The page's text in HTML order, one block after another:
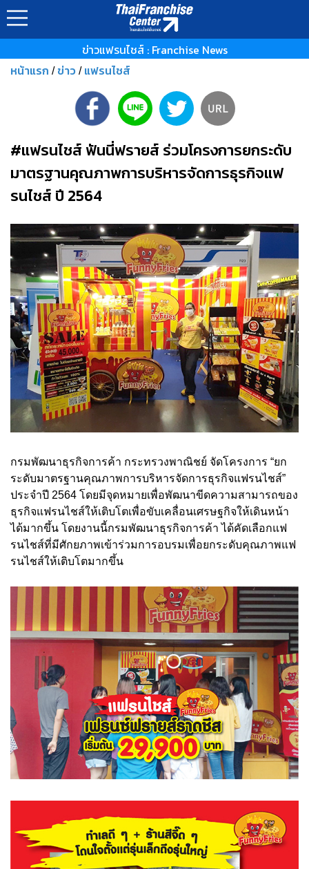
ข่าวแฟรนไชส์ : Franchise News
หน้าแรก / ข่าว / แฟรนไชส์
#แฟรนไชส์ ฟันนี่ฟรายส์ ร่วมโครงการยกระดับ
มาตรฐานคุณภาพการบริหารจัดการธุรกิจแฟ
รนไชส์ ปี 2564
กรมพัฒนาธุรกิจการค้า กระทรวงพาณิชย์ จัดโครงการ “ยก
ระดับมาตรฐานคุณภาพการบริหารจัดการธุรกิจแฟรนไชส์”
ประจำปี 2564 โดยมีจุดหมายเพื่อพัฒนาขีดความสามารถของ
ธุรกิจแฟรนไชส์ให้เติบโตเพื่อขับเคลื่อนเศรษฐกิจให้เดินหน้า
ได้มากขึ้น โดยงานนี้กรมพัฒนาธุรกิจการค้า ได้คัดเลือกแฟ
รนไชส์ที่มีศักยภาพเข้าร่วมการอบรมเพื่อยกระดับคุณภาพแฟ
รนไชส์ให้เติบโตมากขึ้น